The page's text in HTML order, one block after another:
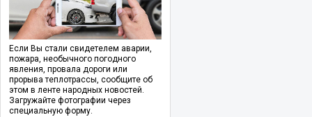
Если Вы стали свидетелем аварии,
пожара, необычного погодного
явления, провала дороги или
прорыва теплотрассы, сообщите об
этом в ленте народных новостей.
Загружайте фотографии через
специальную форму.